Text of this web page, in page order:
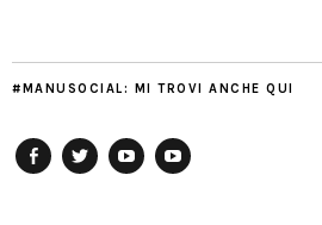
#MANUSOCIAL: MI TROVI ANCHE QUI